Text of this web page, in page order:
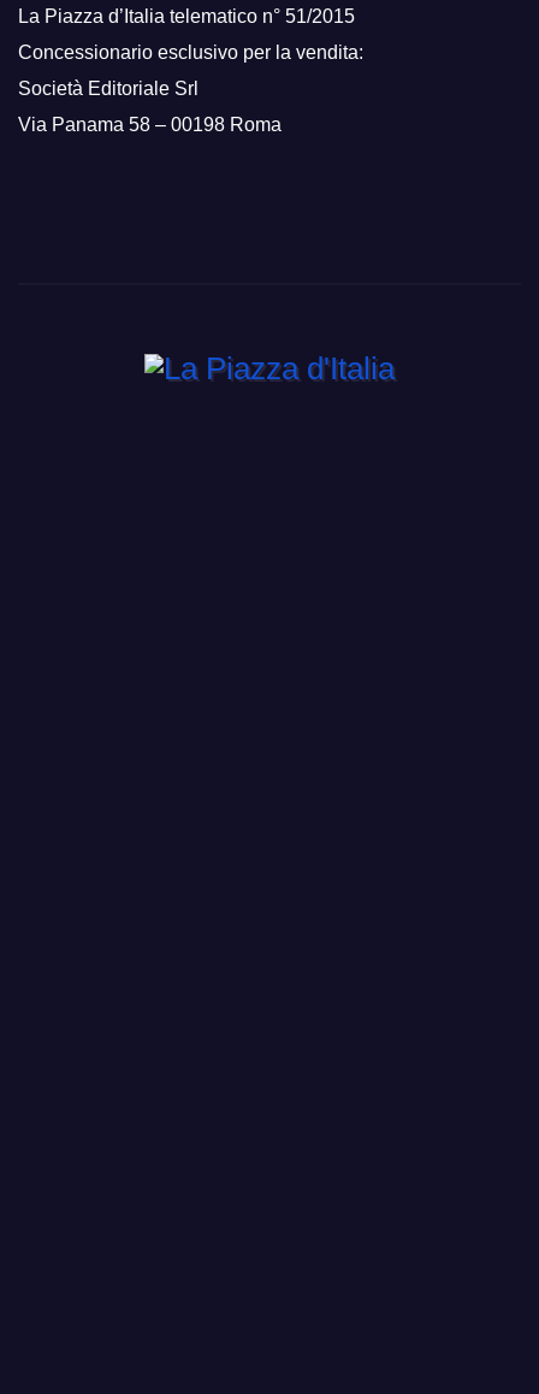
La Piazza d’Italia telematico n° 51/2015
Concessionario esclusivo per la vendita:
Società Editoriale Srl
Via Panama 58 – 00198 Roma